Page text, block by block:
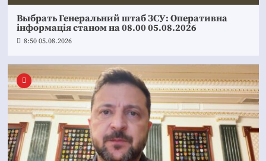
Выбрать Генеральний штаб ЗСУ: Оперативна
інформація станом на 08.00 05.08.2026
8:50 05.08.2026